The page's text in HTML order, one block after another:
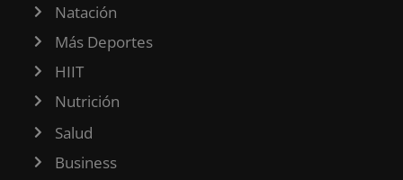
Natación
Más Deportes
HIIT
Nutrición
Salud
Business